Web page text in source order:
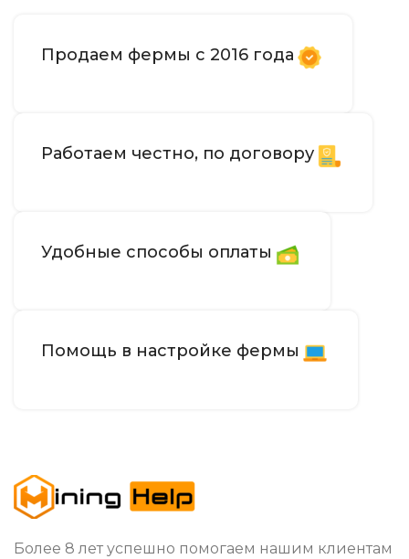
Продаем фермы с 2016 года
Работаем честно, по договору
Удобные способы оплаты
Помощь в настройке фермы
Более 8 лет успешно помогаем нашим клиентам